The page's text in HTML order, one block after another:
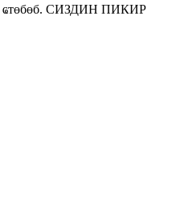
ҩтөбөб. СИЗДИН ПИКИР